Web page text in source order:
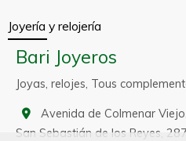
Joyería y relojería
Bari Joyeros
Joyas, relojes, Tous
Avenida de Colmenar
San Sebastián de los Reyes,